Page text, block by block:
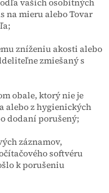
vašich osobitných
na mieru alebo Tovar
zníženiu akosti alebo
zmiešaný s
obale, ktorý nie je
alebo z hygienických
dodaní porušený;
záznamov,
softvéru
k porušeniu